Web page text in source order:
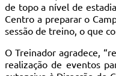
de topo a nível de
Centro a preparar o
sessão de treino, o que
O Treinador agradece,
realização de eventos